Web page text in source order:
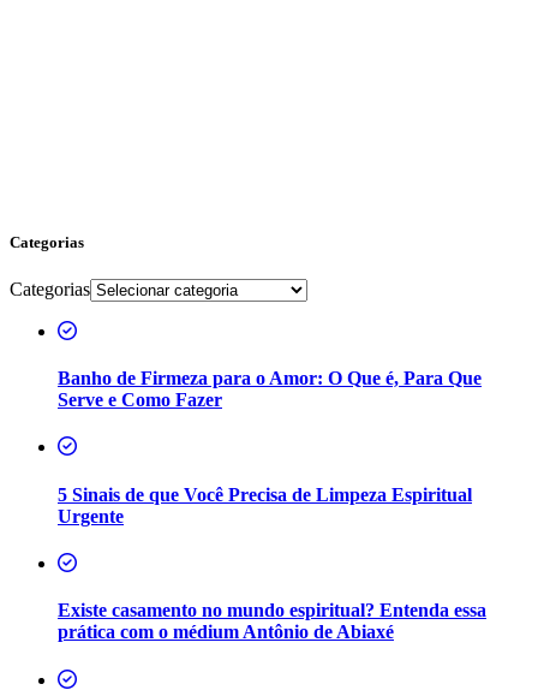
Categorias
Categorias
Banho de Firmeza para o Amor: O Que é, Para Que
Serve e Como Fazer
5 Sinais de que Você Precisa de Limpeza Espiritual
Urgente
Existe casamento no mundo espiritual? Entenda essa
prática com o médium Antônio de Abiaxé